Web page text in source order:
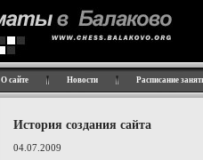
О сайте Новости Расписание
История создания сайта
04.07.2009